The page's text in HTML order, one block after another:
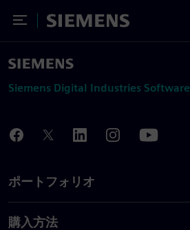
Toggle Menu
Siemens
Siemens Digital Industries Software
ポートフォリオ
購入方法